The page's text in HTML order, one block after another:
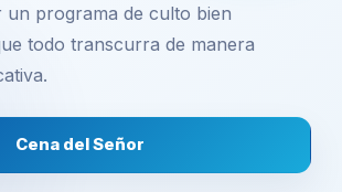
un programa de culto bien
todo transcurra de manera
Cena del Señor